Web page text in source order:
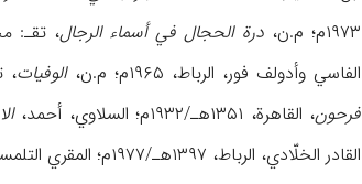
۱۹۷۳م؛ م.ن،
درة الحجال في أسماء الرجال، تقـ: محمد
الفاسي وأدولف فور، الرباط، ۱۹۶۵م؛ م.ن،
الوفیات،
فرحون، القاهرة، ۱۳۵۱هـ/۱۹۳۲م؛ السلاوي، أحمد،
القادر الخلّادي، الرباط، ۱۳۹۷هـ/۱۹۷۷م؛ المقري التلمساني، أحمد،